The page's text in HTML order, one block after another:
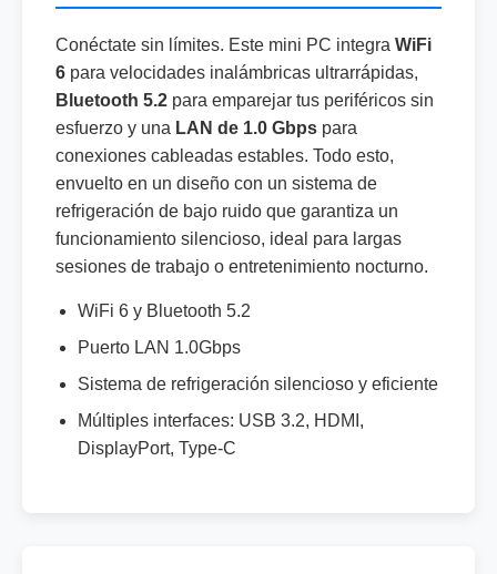
Conéctate sin límites. Este mini PC integra WiFi
6 para velocidades inalámbricas ultrarrápidas,
Bluetooth 5.2 para emparejar tus periféricos sin
esfuerzo y una LAN de 1.0 Gbps para
conexiones cableadas estables. Todo esto,
envuelto en un diseño con un sistema de
refrigeración de bajo ruido que garantiza un
funcionamiento silencioso, ideal para largas
sesiones de trabajo o entretenimiento nocturno.
WiFi 6 y Bluetooth 5.2
Puerto LAN 1.0Gbps
Sistema de refrigeración silencioso y eficiente
Múltiples interfaces: USB 3.2, HDMI,
DisplayPort, Type-C